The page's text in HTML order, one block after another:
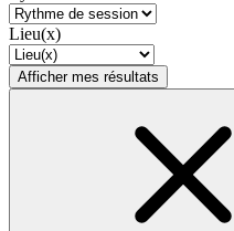
Lieu(x)
Afficher mes résultats